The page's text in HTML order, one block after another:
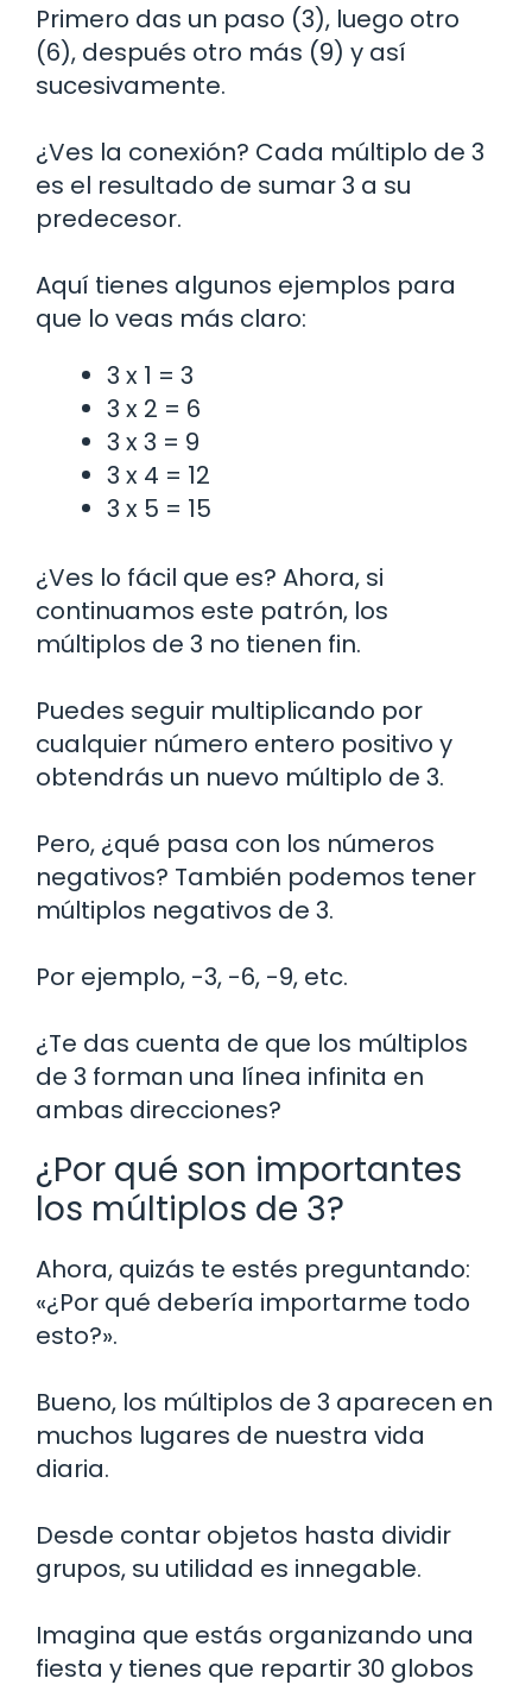
Primero das un paso (3), luego otro
(6), después otro más (9) y así
sucesivamente.
¿Ves la conexión? Cada múltiplo de 3
es el resultado de sumar 3 a su
predecesor.
Aquí tienes algunos ejemplos para
que lo veas más claro:
3 x 1 = 3
3 x 2 = 6
3 x 3 = 9
3 x 4 = 12
3 x 5 = 15
¿Ves lo fácil que es? Ahora, si
continuamos este patrón, los
múltiplos de 3 no tienen fin.
Puedes seguir multiplicando por
cualquier número entero positivo y
obtendrás un nuevo múltiplo de 3.
Pero, ¿qué pasa con los números
negativos? También podemos tener
múltiplos negativos de 3.
Por ejemplo, -3, -6, -9, etc.
¿Te das cuenta de que los múltiplos
de 3 forman una línea infinita en
ambas direcciones?
¿Por qué son importantes
los múltiplos de 3?
Ahora, quizás te estés preguntando:
«¿Por qué debería importarme todo
esto?».
Bueno, los múltiplos de 3 aparecen en
muchos lugares de nuestra vida
diaria.
Desde contar objetos hasta dividir
grupos, su utilidad es innegable.
Imagina que estás organizando una
fiesta y tienes que repartir 30 globos